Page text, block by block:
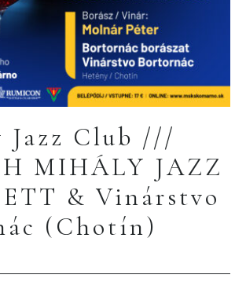
Jazz Club ///
MIHÁLY JAZZ
& Vinárstvo
(Chotín)